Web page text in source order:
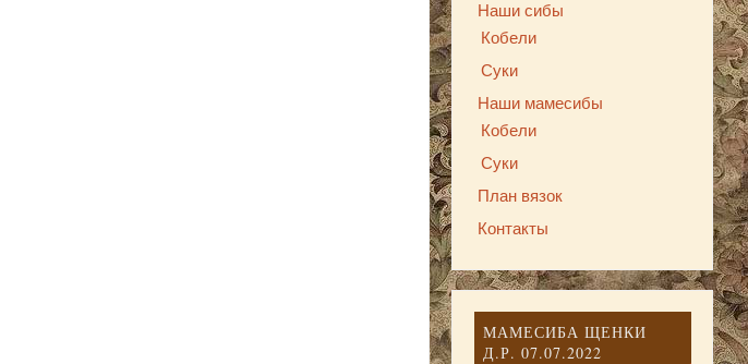
Наши сибы
Кобели
Суки
Наши мамесибы
Кобели
Суки
План вязок
Контакты
МАМЕСИБА ЩЕНКИ
Д.Р. 07.07.2022